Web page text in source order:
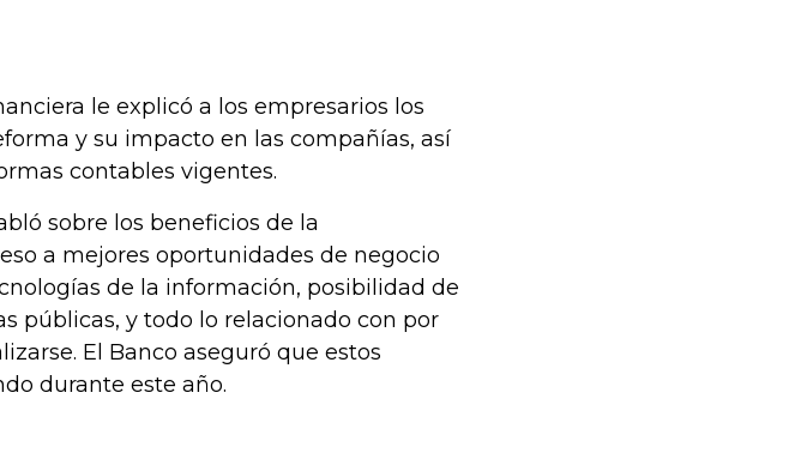
le explicó a los empresarios los
y su impacto en las compañías, así
contables vigentes.
sobre los beneficios de la
a mejores oportunidades de negocio
de la información, posibilidad de
públicas, y todo lo relacionado con por
El Banco aseguró que estos
durante este año.